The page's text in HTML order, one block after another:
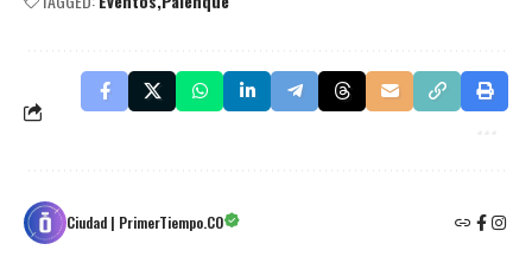
Ciudad | PrimerTiempo.CO